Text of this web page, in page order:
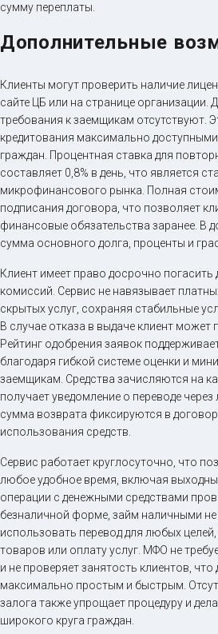
сумму переплаты.
Дополнительные
Клиенты могут проверить наличие
сайте ЦБ или на странице организации.
требования к заемщикам отсутствуют.
кредитования максимально
граждан. Процентная ставка для
составляет 0,8% в день, что является
микрофинансового рынка. Полная
подписания договора, что позволяет
финансовые обязательства заранее. В
сумма основного долга, проценты и
Клиент имеет право досрочно погасить
комиссий. Сервис не навязывает
скрытых услуг, сохраняя стабильные
В случае отказа в выдаче клиент может
Рейтинг одобрения заявок
благодаря гибкой системе оценки и
заемщикам. Средства зачисляются на
получает уведомление о переводе
сумма возврата фиксируются в
использования средств.
Сервис работает круглосуточно, что
любое удобное время, включая
операции с денежными средствами
безналичной форме, займ наличными
использовать перевод для любых
товаров или оплату услуг. МФО не
и не проверяет занятость клиентов,
максимально простым и быстрым.
залога также упрощает процедуру и
широкого круга граждан.